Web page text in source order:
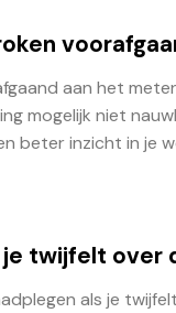
aan het
mogelijk niet
beter inzicht in je
twijfelt
als je